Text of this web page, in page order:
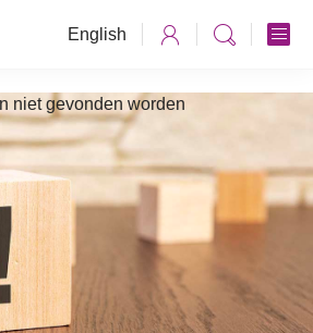
English
niet gevonden worden